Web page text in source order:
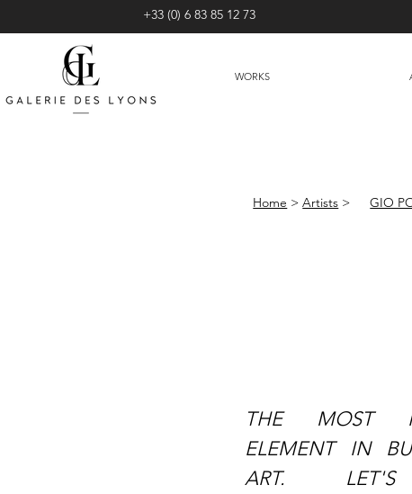
+33 (0) 6 83 85 12 73
WORKS
Home >Artists > GIO
THE MOST
ELEMENT IN
ART.